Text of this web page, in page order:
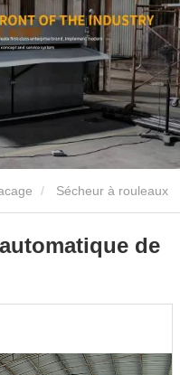
Sécheur à rouleaux
de placage
de